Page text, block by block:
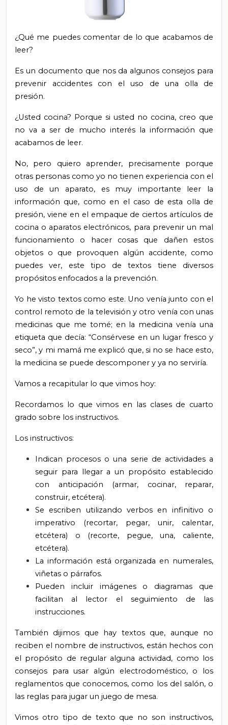
¿Qué me puedes comentar de lo que acabamos de
leer?
Es un documento que nos da algunos consejos para
prevenir accidentes con el uso de una olla de
presión.
¿Usted cocina? Porque si usted no cocina, creo que
no va a ser de mucho interés la información que
acabamos de leer.
No, pero quiero aprender, precisamente porque
otras personas como yo no tienen experiencia con el
uso de un aparato, es muy importante leer la
información que, como en el caso de esta olla de
presión, viene en el empaque de ciertos artículos de
cocina o aparatos electrónicos, para prevenir un mal
funcionamiento o hacer cosas que dañen estos
objetos o que provoquen algún accidente, como
puedes ver, este tipo de textos tiene diversos
propósitos enfocados a la prevención.
Yo he visto textos como este. Uno venía junto con el
control remoto de la televisión y otro venía con unas
medicinas que me tomé; en la medicina venía una
etiqueta que decía: “Consérvese en un lugar fresco y
seco”, y mi mamá me explicó que, si no se hace esto,
la medicina se puede descomponer y ya no serviría.
Vamos a recapitular lo que vimos hoy:
Recordamos lo que vimos en las clases de cuarto
grado sobre los instructivos.
Los instructivos:
Indican procesos o una serie de actividades a
seguir para llegar a un propósito establecido
con anticipación (armar, cocinar, reparar,
construir, etcétera).
Se escriben utilizando verbos en infinitivo o
imperativo (recortar, pegar, unir, calentar,
etcétera) o (recorte, pegue, una, caliente,
etcétera).
La información está organizada en numerales,
viñetas o párrafos.
Pueden incluir imágenes o diagramas que
facilitan al lector el seguimiento de las
instrucciones.
También dijimos que hay textos que, aunque no
reciben el nombre de instructivos, están hechos con
el propósito de regular alguna actividad, como los
consejos para usar algún electrodoméstico, o los
reglamentos que conocemos, como los del salón, o
las reglas para jugar un juego de mesa.
Vimos otro tipo de texto que no son instructivos,